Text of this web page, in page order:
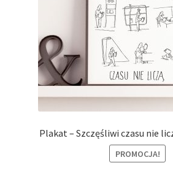
Plakat – Szczęśliwi czasu nie
PROMOCJA!